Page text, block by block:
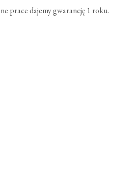
prace dajemy gwarancję 1 roku.